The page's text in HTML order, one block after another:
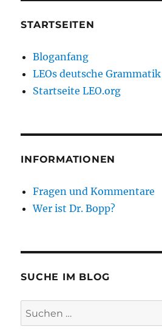
STARTSEITEN
Bloganfang
LEOs deutsche Grammatik
Startseite LEO.org
INFORMATIONEN
Fragen und Kommentare
Wer ist Dr. Bopp?
SUCHE IM BLOG
Suchen
nach: